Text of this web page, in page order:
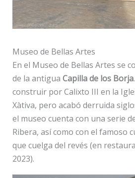
Museo de Bellas Artes
En el Museo de Bellas Artes se
de la antigua Capilla de los Borja
construir por Calixto III en la
Xàtiva, pero acabó derruida
el museo cuenta con una serie
Ribera, así como con el famoso
que cuelga del revés (en
2023).